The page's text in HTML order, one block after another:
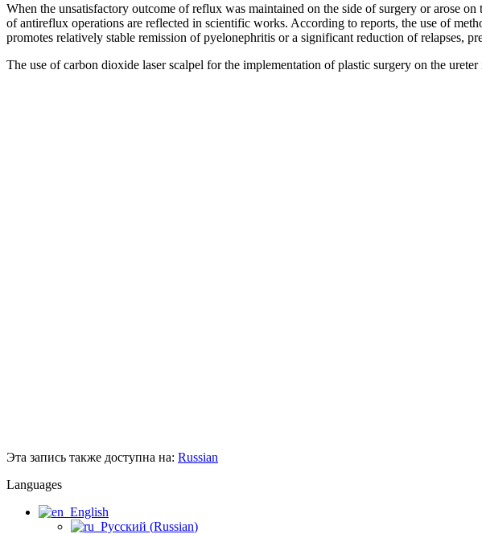
When the unsatisfactory outcome of reflux was maintained on the side of surgery or arose
of antireflux operations are reflected in scientific works. According to reports, the use of
promotes relatively stable remission of pyelonephritis or a significant reduction of relapses,
The use of carbon dioxide laser scalpel for the implementation of plastic surgery on the
Эта запись также доступна на: Russian
Languages
English
Русский (Russian)